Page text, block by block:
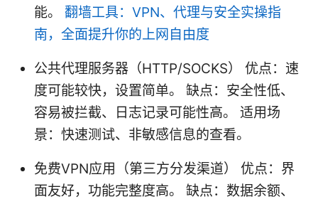
能。 翻墙工具：VPN、代理与安全实操指
南，全面提升你的上网自由度
公共代理服务器（HTTP/SOCKS） 优点：速
度可能较快，设置简单。 缺点：安全性低、
容易被拦截、日志记录可能性高。 适用场
景：快速测试、非敏感信息的查看。
免费VPN应用（第三方分发渠道） 优点：界
面友好，功能完整度高。 缺点：数据余额、